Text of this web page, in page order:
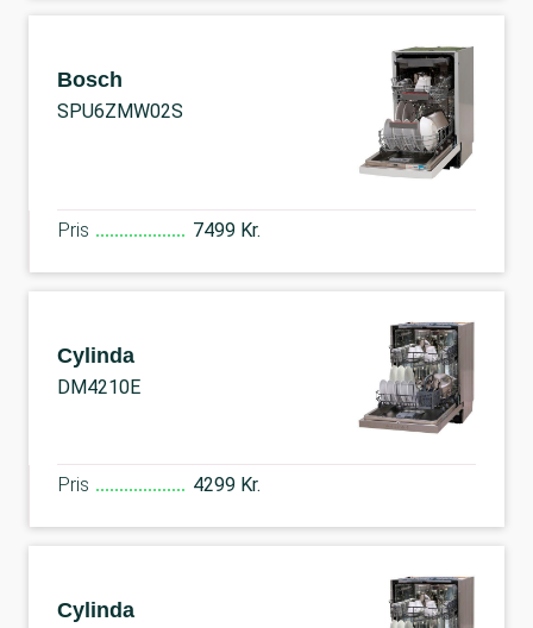
Bosch
SPU6ZMW02S
Pris 7499 Kr.
Cylinda
DM4210E
Pris 4299 Kr.
Cylinda